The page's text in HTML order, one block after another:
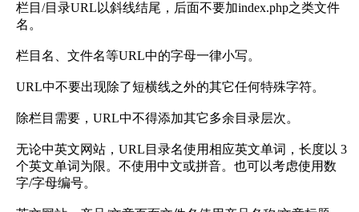
栏目/目录URL以斜线结尾，后面不要加index.php之类文件
名。
栏目名、文件名等URL中的字母一律小写。
URL中不要出现除了短横线之外的其它任何特殊字符。
除栏目需要，URL中不得添加其它多余目录层次。
无论中英文网站，URL目录名使用相应英文单词，长度以 3
个英文单词为限。不使用中文或拼音。也可以考虑使用数
字/字母编号。